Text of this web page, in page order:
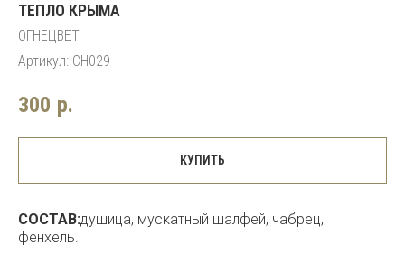
ТЕПЛО КРЫМА
ОГНЕЦВЕТ
Артикул: CH029
300 р.
КУПИТЬ
СОСТАВ:душица, мускатный шалфей, чабрец,
фенхель.